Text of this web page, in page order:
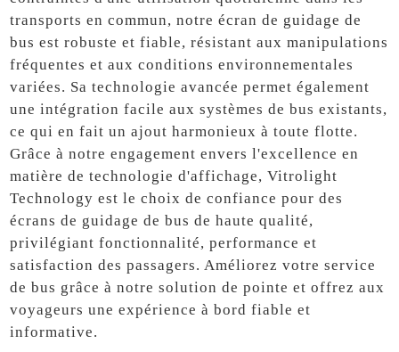
transports en commun, notre écran de guidage de
bus est robuste et fiable, résistant aux manipulations
fréquentes et aux conditions environnementales
variées. Sa technologie avancée permet également
une intégration facile aux systèmes de bus existants,
ce qui en fait un ajout harmonieux à toute flotte.
Grâce à notre engagement envers l'excellence en
matière de technologie d'affichage, Vitrolight
Technology est le choix de confiance pour des
écrans de guidage de bus de haute qualité,
privilégiant fonctionnalité, performance et
satisfaction des passagers. Améliorez votre service
de bus grâce à notre solution de pointe et offrez aux
voyageurs une expérience à bord fiable et
informative.